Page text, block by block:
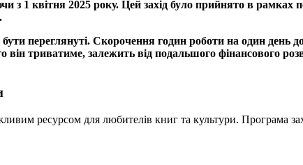
з 1 квітня 2025 року. Цей захід було прийнято в рамках
переглянуті. Скорочення годин роботи на один день
триватиме, залежить від подальшого фінансового
ресурсом для любителів книг та культури. Програма